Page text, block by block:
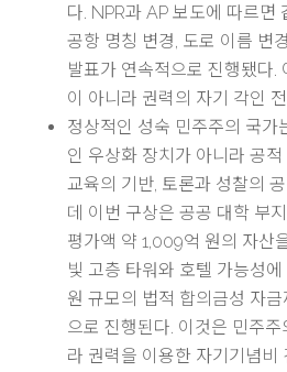
다. NPR과 AP 보도에 따르면
공항 명칭 변경, 도로 이름 변
발표가 연속적으로 진행됐다.
이 아니라 권력의 자기 각인
정상적인 성숙 민주주의 국가
인 우상화 장치가 아니라 공
교육의 기반, 토론과 성찰의
데 이번 구상은 공공 대학 부
평가액 약 1,009억 원의 자산
빛 고층 타워와 호텔 가능성
원 규모의 법적 합의금성 자
으로 진행된다. 이것은 민주주
라 권력을 이용한 자기기념비